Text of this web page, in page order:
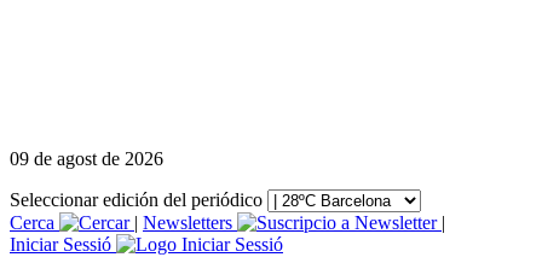
09 de agost de 2026
Seleccionar edición del periódico
Cerca
| Newsletters
|
Iniciar Sessió